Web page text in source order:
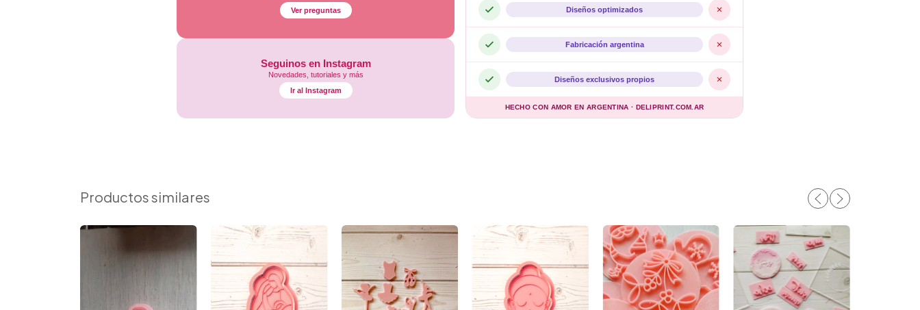
Ver preguntas
Seguinos en Instagram
Novedades, tutoriales y más
Ir al Instagram
Diseños optimizados
Fabricación argentina
Diseños exclusivos propios
HECHO CON AMOR EN ARGENTINA · DELIPRINT.COM.AR
Productos similares